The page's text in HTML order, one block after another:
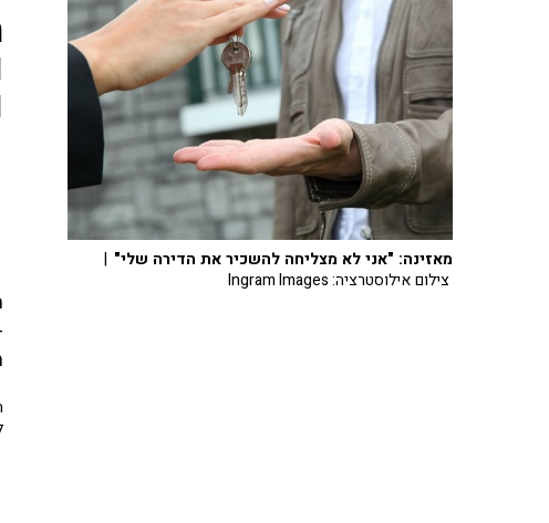
מאזינה: "אני לא מצליחה להשכיר את הדירה שלי" |
צילום אילוסטרציה: Ingram Images